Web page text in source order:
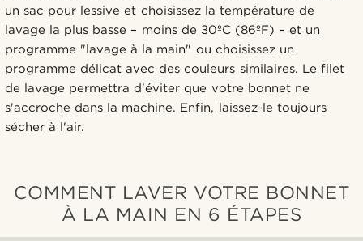
un sac pour lessive et choisissez la température de
lavage la plus basse – moins de 30ºC (86ºF) – et un
programme "lavage à la main" ou choisissez un
programme délicat avec des couleurs similaires. Le filet
de lavage permettra d'éviter que votre bonnet ne
s'accroche dans la machine. Enfin, laissez-le toujours
sécher à l'air.
COMMENT LAVER VOTRE BONNET
À LA MAIN EN 6 ÉTAPES